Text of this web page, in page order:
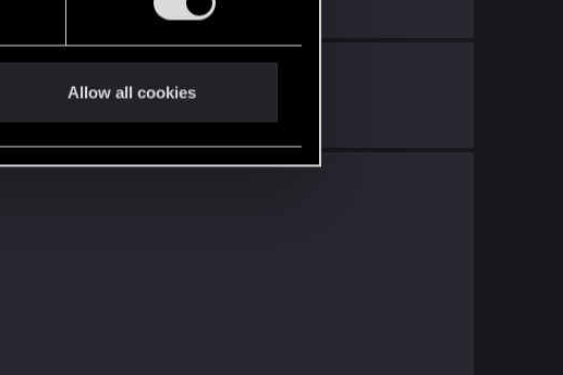
Allow all cookies
with RED Point.